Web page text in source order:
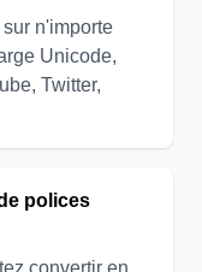
n'importe
Unicode,
Twitter,
polices
convertir en